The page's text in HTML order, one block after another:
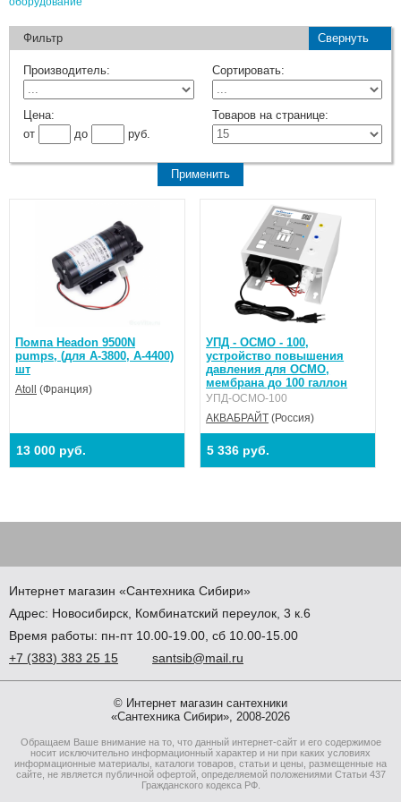
Фильтр Свернуть
Производитель: Сортировать:
Цена:
от
до руб.
Товаров на странице:
Помпа Headon 9500N
pumps, (для A-3800, А-4400)
шт
Atoll (Франция)
13 000 руб.
УПД - ОСМО - 100,
устройство повышения
давления для ОСМО,
мембрана до 100 галлон
УПД-ОСМО-100
АКВАБРАЙТ (Россия)
5 336 руб.
Интернет магазин «Сантехника Сибири»
Адрес: Новосибирск Комбинатский переулок, 3 к.6
Время работы: пн-пт 10.00-19.00, сб 10.00-15.00
+7 (383) 383 25 15 santsib@mail.ru
© Интернет магазин сантехники
«Сантехника Сибири», 2008-2026
Обращаем Ваше внимание на то, что данный интернет-сайт и его содержимое
носит исключительно информационный характер и ни при каких условиях
информационные материалы, каталоги товаров, статьи и цены, размещенные на
сайте, не является публичной офертой, определяемой положениями Статьи 437
Гражданского кодекса РФ.